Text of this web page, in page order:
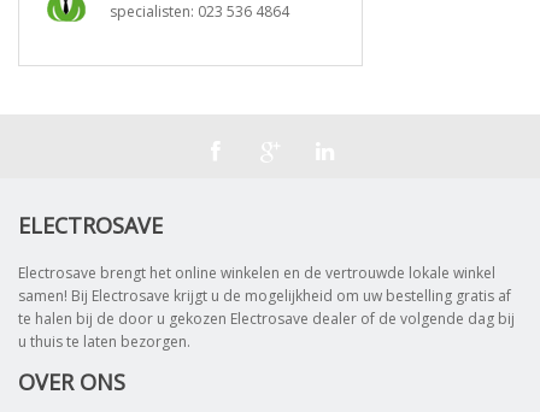
specialisten: 023 536 4864
ELECTROSAVE
Electrosave brengt het online winkelen en de vertrouwde lokale winkel
samen! Bij Electrosave krijgt u de mogelijkheid om uw bestelling gratis af
te halen bij de door u gekozen Electrosave dealer of de volgende dag bij
u thuis te laten bezorgen.
OVER ONS